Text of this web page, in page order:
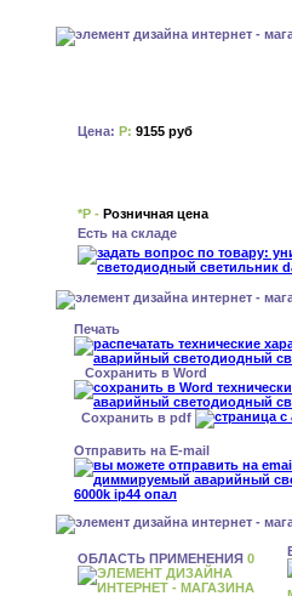
Цена: Р: 9155 руб
*Р - Розничная цена
Есть на складе
Печать
Сохранить в Word
Сохранить в pdf
Отправить на E-mail
ОБЛАСТЬ ПРИМЕНЕНИЯ 0